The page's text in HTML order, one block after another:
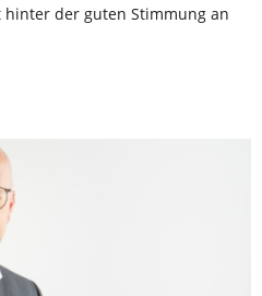
hinter der guten Stimmung an